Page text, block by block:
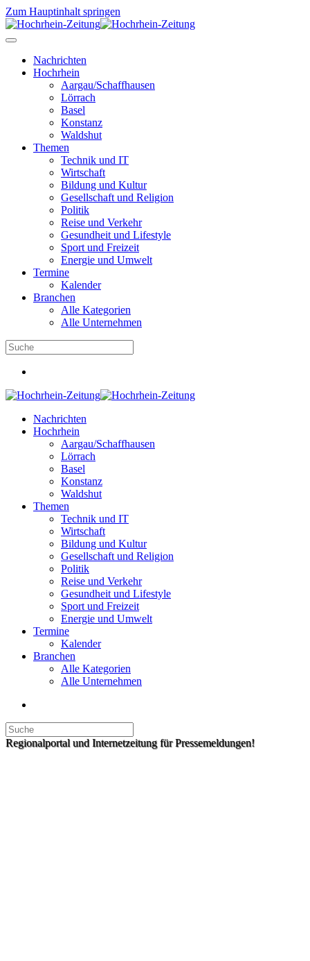
Zum Hauptinhalt springen
Nachrichten
Hochrhein
Aargau/Schaffhausen
Lörrach
Basel
Konstanz
Waldshut
Themen
Technik und IT
Wirtschaft
Bildung und Kultur
Gesellschaft und Religion
Politik
Reise und Verkehr
Gesundheit und Lifestyle
Sport und Freizeit
Energie und Umwelt
Termine
Kalender
Branchen
Alle Kategorien
Alle Unternehmen
Nachrichten
Hochrhein
Aargau/Schaffhausen
Lörrach
Basel
Konstanz
Waldshut
Themen
Technik und IT
Wirtschaft
Bildung und Kultur
Gesellschaft und Religion
Politik
Reise und Verkehr
Gesundheit und Lifestyle
Sport und Freizeit
Energie und Umwelt
Termine
Kalender
Branchen
Alle Kategorien
Alle Unternehmen
Regionalportal und Internetzeitung für Pressemeldungen!